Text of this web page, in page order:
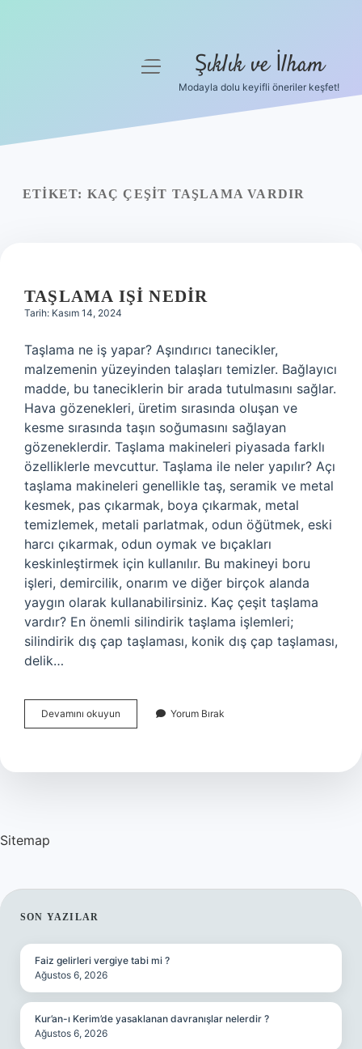
Yasal Uyarı
menüyü
Şıklık ve İlham
Modayla dolu keyifli öneriler keşfet!
ETIKET: KAÇ ÇEŞIT TAŞLAMA VARDIR
TAŞLAMA IŞI NEDIR
Tarih: Kasım 14, 2024
Taşlama ne iş yapar? Aşındırıcı tanecikler,
malzemenin yüzeyinden talaşları temizler. Bağlayıcı
madde, bu taneciklerin bir arada tutulmasını sağlar.
Hava gözenekleri, üretim sırasında oluşan ve
kesme sırasında taşın soğumasını sağlayan
gözeneklerdir. Taşlama makineleri piyasada farklı
özelliklerle mevcuttur. Taşlama ile neler yapılır? Açı
taşlama makineleri genellikle taş, seramik ve metal
kesmek, pas çıkarmak, boya çıkarmak, metal
temizlemek, metali parlatmak, odun öğütmek, eski
harcı çıkarmak, odun oymak ve bıçakları
keskinleştirmek için kullanılır. Bu makineyi boru
işleri, demircilik, onarım ve diğer birçok alanda
yaygın olarak kullanabilirsiniz. Kaç çeşit taşlama
vardır? En önemli silindirik taşlama işlemleri;
silindirik dış çap taşlaması, konik dış çap taşlaması,
delik…
Devamını okuyun Taşlama
Işi
Yorum Bırak
Sitemap
SIDEBAR
SON YAZILAR
Faiz gelirleri vergiye tabi mi ?
Ağustos 6, 2026
Kur’an-ı Kerim’de yasaklanan davranışlar nelerdir ?
Ağustos 6, 2026